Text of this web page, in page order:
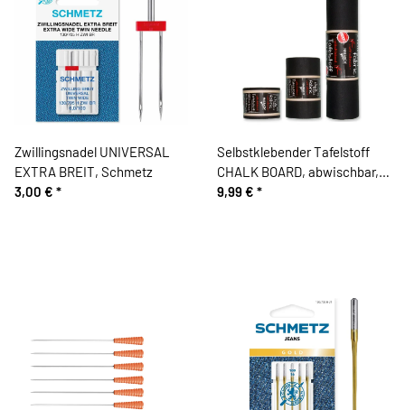
Zwillingsnadel UNIVERSAL
EXTRA BREIT, Schmetz
3,00 € *
Selbstklebender Tafelstoff
CHALK BOARD, abwischbar,
schwarz
9,99 € *